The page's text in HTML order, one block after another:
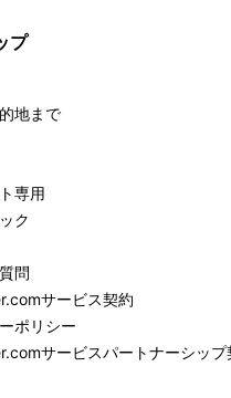
プ
地まで
専用
ク
問
サービス契約
ポリシー
サービスパートナーシップ